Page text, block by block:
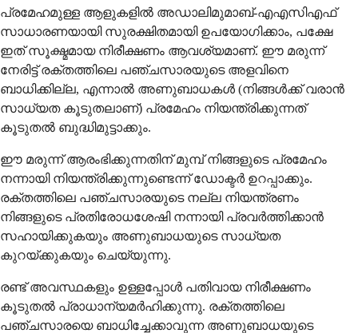
പ്രമേഹമുള്ള ആളുകളിൽ അഡാലിമുമാബ്-എഎസിഎഫ്
സാധാരണയായി സുരക്ഷിതമായി ഉപയോഗിക്കാം, പക്ഷേ
ഇത് സൂക്ഷ്മമായ നിരീക്ഷണം ആവശ്യമാണ്. ഈ മരുന്ന്
നേരിട്ട് രക്തത്തിലെ പഞ്ചസാരയുടെ അളവിനെ
ബാധിക്കില്ല, എന്നാൽ അണുബാധകൾ (നിങ്ങൾക്ക് വരാൻ
സാധ്യത കൂടുതലാണ്) പ്രമേഹം നിയന്ത്രിക്കുന്നത്
കൂടുതൽ ബുദ്ധിമുട്ടാക്കും.
ഈ മരുന്ന് ആരംഭിക്കുന്നതിന് മുമ്പ് നിങ്ങളുടെ പ്രമേഹം
നന്നായി നിയന്ത്രിക്കുന്നുണ്ടെന്ന് ഡോക്ടർ ഉറപ്പാക്കും.
രക്തത്തിലെ പഞ്ചസാരയുടെ നല്ല നിയന്ത്രണം
നിങ്ങളുടെ പ്രതിരോധശേഷി നന്നായി പ്രവർത്തിക്കാൻ
സഹായിക്കുകയും അണുബാധയുടെ സാധ്യത
കുറയ്ക്കുകയും ചെയ്യുന്നു.
രണ്ട് അവസ്ഥകളും ഉള്ളപ്പോൾ പതിവായ നിരീക്ഷണം
കൂടുതൽ പ്രാധാന്യമർഹിക്കുന്നു. രക്തത്തിലെ
പഞ്ചസാരയെ ബാധിച്ചേക്കാവുന്ന അണുബാധയുടെ